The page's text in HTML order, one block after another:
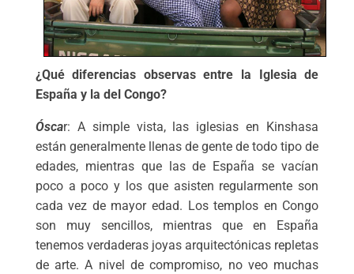
¿Qué diferencias observas entre la Iglesia de
España y la del Congo?
Óscar: A simple vista, las iglesias en Kinshasa
están generalmente llenas de gente de todo tipo de
edades, mientras que las de España se vacían
poco a poco y los que asisten regularmente son
cada vez de mayor edad. Los templos en Congo
son muy sencillos, mientras que en España
tenemos verdaderas joyas arquitectónicas repletas
de arte. A nivel de compromiso, no veo muchas